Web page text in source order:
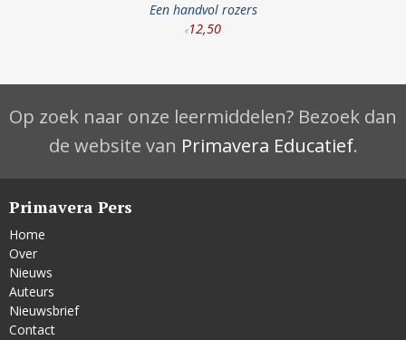
Een handvol rozers
€12,50
Op zoek naar onze leermiddelen? Bezoek dan
de website van Primavera Educatief.
Primavera Pers
Home
Over
Nieuws
Auteurs
Nieuwsbrief
Contact